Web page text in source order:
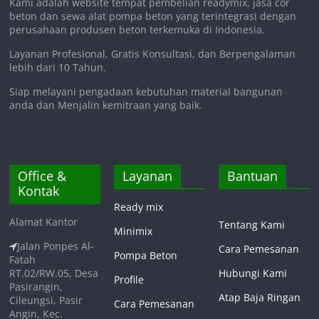
beton dan sewa alat pompa beton yang terintegrasi dengan
perusahaan produsen beton terkemuka di Indonesia.
Layanan Profesional, Gratis Konsultasi, dan Berpengalaman
lebih dari 10 Tahun.
Siap melayani pengadaan kebutuhan material bangunan
anda dan Menjalin kemitraan yang baik.
Office &
Kontak
Alamat Kantor
Jalan Ponpes Al-
Fatah
RT.02/RW.05, Desa
Pasirangin,
Cileungsi, Pasir
Angin, Kec.
Layanan
Ready mix
Minimix
Pompa Beton
Profile
Cara Pemesanan
Bantuan
Tentang Kami
Cara Pemesanan
Hubungi Kami
Atap Baja Ringan